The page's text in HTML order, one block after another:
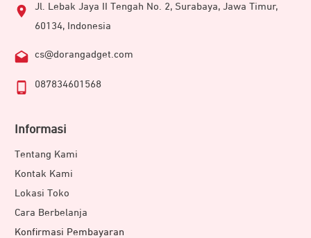
Jl. Lebak Jaya II Tengah No. 2, Surabaya, Jawa Timur,
60134, Indonesia
cs@dorangadget.com
087834601568
Informasi
Tentang Kami
Kontak Kami
Lokasi Toko
Cara Berbelanja
Konfirmasi Pembayaran